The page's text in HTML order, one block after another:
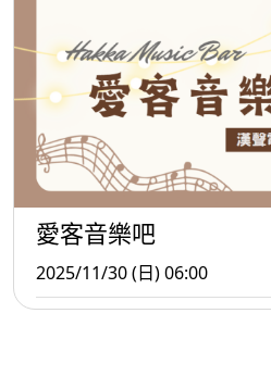
愛客音樂吧
2025/11/30 (日) 06:00